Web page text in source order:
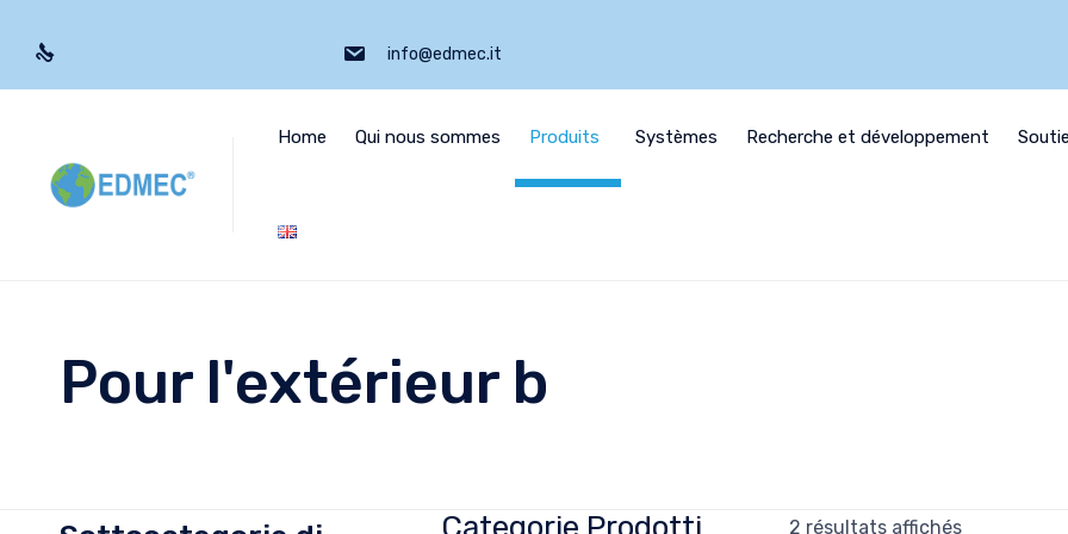
info@edmec.it
Home Qui nous sommes Produits Systèmes Recherche et développement
Pour l'extérieur b
2 résultats affichés